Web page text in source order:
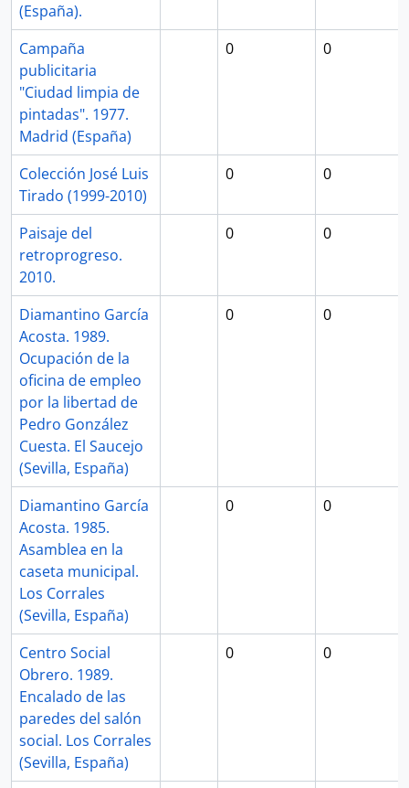
(España).
Campaña
publicitaria
"Ciudad limpia de
pintadas". 1977.
Madrid (España)
0 0
Colección José Luis
Tirado (1999-2010)
0 0
Paisaje del
retroprogreso.
2010.
0 0
Diamantino García
Acosta. 1989.
Ocupación de la
oficina de empleo
por la libertad de
Pedro González
Cuesta. El Saucejo
(Sevilla, España)
0 0
Diamantino García
Acosta. 1985.
Asamblea en la
caseta municipal.
Los Corrales
(Sevilla, España)
0 0
Centro Social
Obrero. 1989.
Encalado de las
paredes del salón
social. Los Corrales
(Sevilla, España)
0 0